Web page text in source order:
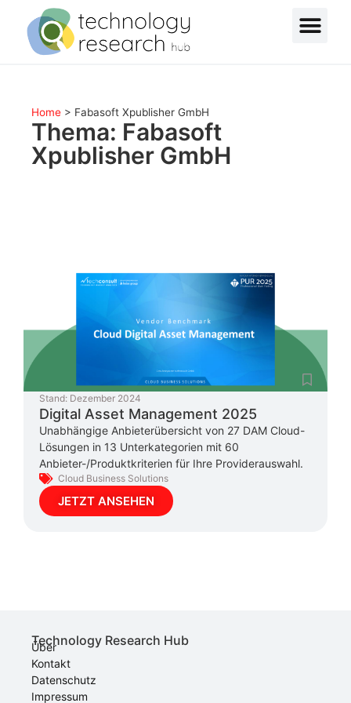
Home > Fabasoft Xpublisher GmbH
Thema: Fabasoft
Xpublisher GmbH
Stand: Dezember 2024
Digital Asset Management 2025
Unabhängige Anbieterübersicht von 27 DAM Cloud-
Lösungen in 13 Unterkategorien mit 60
Anbieter-/Produktkriterien für Ihre Providerauswahl.
Cloud Business Solutions
JETZT ANSEHEN
Technology Research Hub
Über
Kontakt
Datenschutz
Impressum